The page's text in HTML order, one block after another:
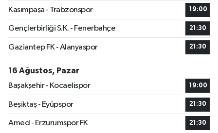
Kasımpaşa - Trabzonspor 19:00
Gençlerbirliği S.K. - Fenerbahçe 21:30
Gaziantep FK - Alanyaspor 21:30
16 Ağustos, Pazar
Başakşehir - Kocaelispor
19:00
Beşiktaş - Eyüpspor 21:30
Amed - Erzurumspor FK 21:30